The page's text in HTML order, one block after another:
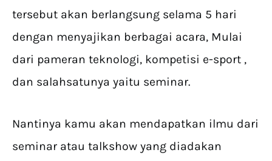
tersebut akan berlangsung selama 5 hari
dengan menyajikan berbagai acara, Mulai
dari pameran teknologi, kompetisi e-sport ,
dan salahsatunya yaitu seminar.
Nantinya kamu akan mendapatkan ilmu dari
seminar atau talkshow yang diadakan